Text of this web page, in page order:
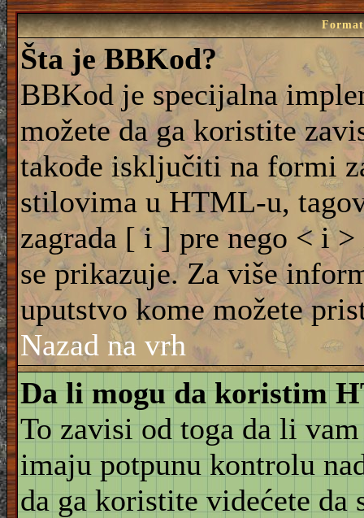
Šta je BBKod?
BBKod je specijalna
možete da ga koristite
takođe isključiti na formi
stilovima u HTML-u,
zagrada [ i ] pre nego < i
se prikazuje. Za više
uputstvo kome možete
Nazad na vrh
Da li mogu da koristim
To zavisi od toga da li
imaju potpunu kontrolu
da ga koristite videćete da